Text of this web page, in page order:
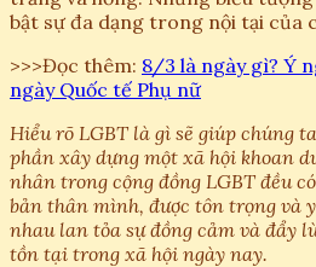
bật sự đa dạng trong nội tại của
>>>Đọc thêm: 8/3 là ngày gì? Ý
ngày Quốc tế Phụ nữ
Hiểu rõ LGBT là gì sẽ giúp chúng
phần xây dựng một xã hội khoan
nhân trong cộng đồng LGBT đều
bản thân mình, được tôn trọng và
nhau lan tỏa sự đồng cảm và đẩy
tồn tại trong xã hội ngày nay.